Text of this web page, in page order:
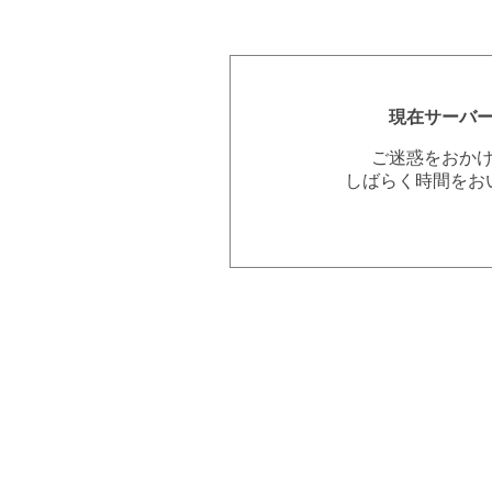
現在サーバ
ご迷惑をおか
しばらく時間を